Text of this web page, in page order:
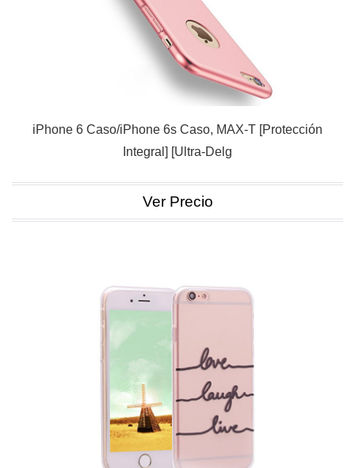
iPhone 6 Caso/iPhone 6s Caso, MAX-T [Protección
Integral] [Ultra-Delg
Ver Precio